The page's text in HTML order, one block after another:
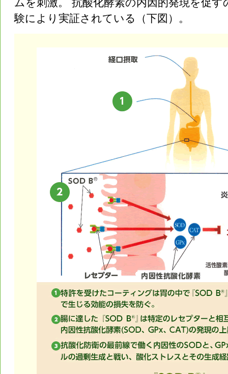
験により実証されている（下図）。